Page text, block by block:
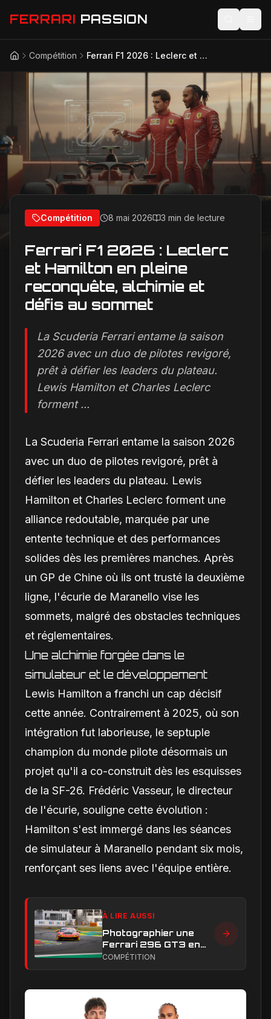
FERRARI PASSION
Actualités
Modèles
Compétition
Technologie
Lifestyle
AccueilCompétition Ferrari F1 2026 : Leclerc et Hamilton en pleine reconquête, alchimie et défis au sommet
Compétition 8 mai 2026 3 min de lecture
Ferrari F1 2026 : Leclerc
et Hamilton en pleine
reconquête, alchimie et
défis au sommet
La Scuderia Ferrari entame la saison
2026 avec un duo de pilotes revigoré,
prêt à défier les leaders du plateau.
Lewis Hamilton et Charles Leclerc
forment ...
La Scuderia Ferrari entame la saison 2026
avec un duo de pilotes revigoré, prêt à
défier les leaders du plateau. Lewis
Hamilton et Charles Leclerc forment une
alliance redoutable, marquée par une
entente technique et des performances
solides dès les premières manches. Après
un GP de Chine où ils ont trusté la deuxième
ligne, l'écurie de Maranello vise les
sommets, malgré des obstacles techniques
et réglementaires.
Une alchimie forgée dans le
simulateur et le développement
Lewis Hamilton a franchi un cap décisif
cette année. Contrairement à 2025, où son
intégration fut laborieuse, le septuple
champion du monde pilote désormais un
projet qu'il a co-construit dès les esquisses
de la SF-26. Frédéric Vasseur, le directeur
de l'écurie, souligne cette évolution :
Hamilton s'est immergé dans les séances
de simulateur à Maranello pendant six mois,
renforçant ses liens avec l'équipe entière.
À LIRE AUSSI
Photographier une
Ferrari 296 GT3 en
action : construire une
COMPÉTITION